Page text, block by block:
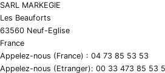
SARL MARKEGIE
Les Beauforts
63560 Neuf-Eglise
France
Appelez-nous (France) : 04 73 85 53 53
Appelez-nous (Etranger): 00 33 473 85 53